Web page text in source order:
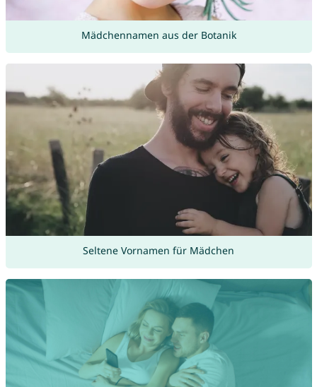
Mädchennamen aus der Botanik
Seltene Vornamen für Mädchen